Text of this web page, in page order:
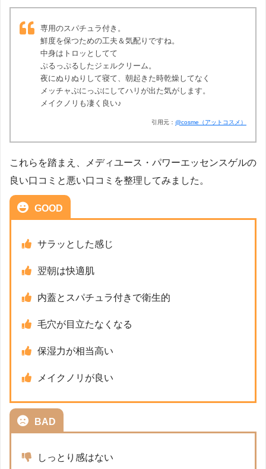
専用のスパチュラ付き。
鮮度を保つための工夫＆気配りですね。
中身はトロッとしてて
ぷるっぷるしたジェルクリーム。
夜にぬりぬりして寝て、朝起きた時乾燥してなく
メッチャぷにっぷにしてハリが出た気がします。
メイクノリも凄く良い♪
引用元： @cosme（アットコスメ）
これらを踏まえ、メディユース・パワーエッセンスゲルの
良い口コミと悪い口コミを整理してみました。
GOOD
サラッとした感じ
翌朝は快適肌
内蓋とスパチュラ付きで衛生的
毛穴が目立たなくなる
保湿力が相当高い
メイクノリが良い
BAD
しっとり感はない